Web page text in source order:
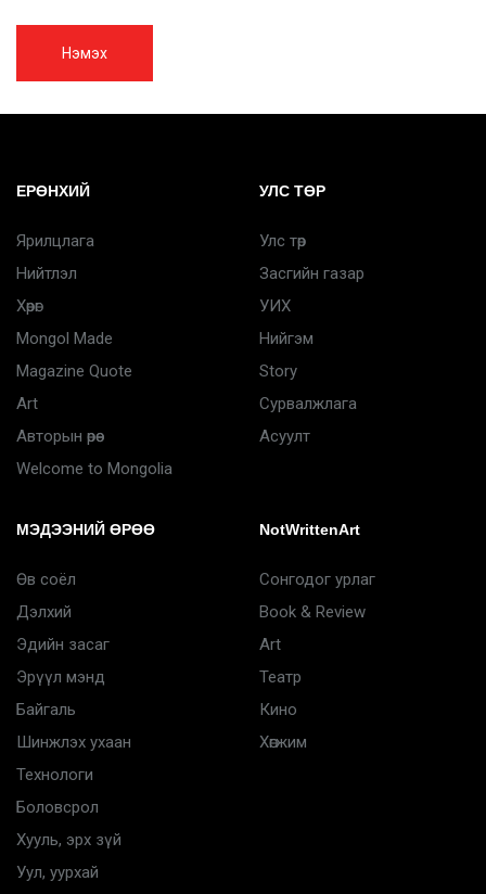
Нэмэх
ЕРӨНХИЙ
Ярилцлага
Нийтлэл
Хөрөг
Mongol Made
Magazine Quote
Art
Авторын өрөө
Welcome to Mongolia
УЛС ТӨР
Улс төр
Засгийн газар
УИХ
Нийгэм
Story
Сурвалжлага
Асуулт
МЭДЭЭНИЙ ӨРӨӨ
Өв соёл
Дэлхий
Эдийн засаг
Эрүүл мэнд
Байгаль
Шинжлэх ухаан
Технологи
Боловсрол
Хууль, эрх зүй
Уул, уурхай
NotWrittenArt
Сонгодог урлаг
Book & Review
Art
Театр
Кино
Хөгжим